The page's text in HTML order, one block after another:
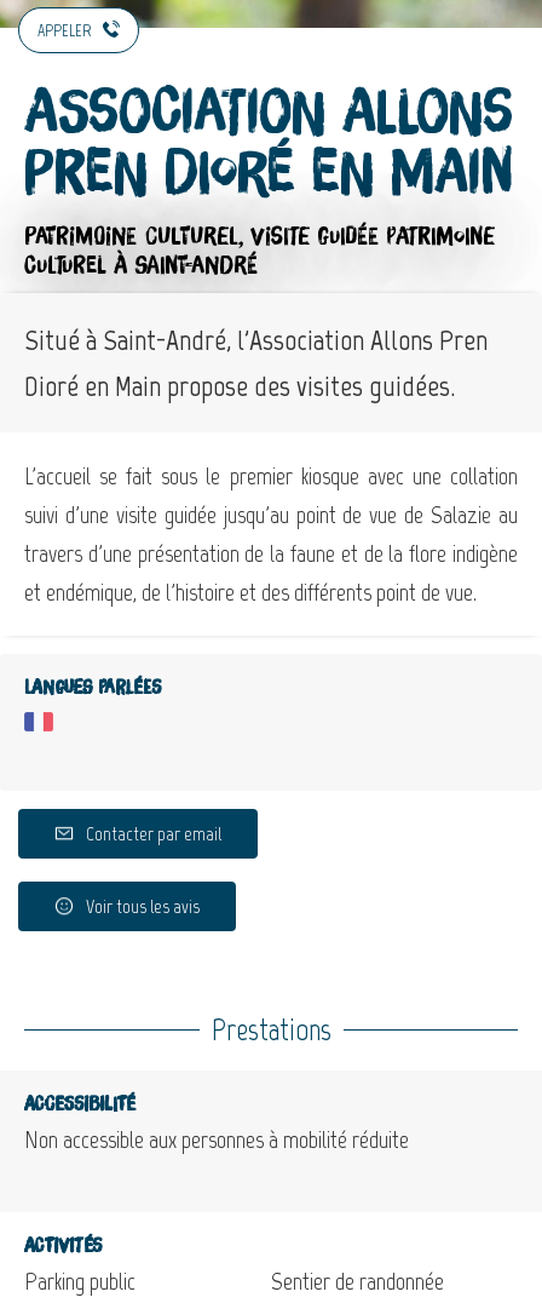
APPELER
Association Allons
Pren Dioré en Main
PATRIMOINE CULTUREL, VISITE GUIDÉE PATRIMOINE
CULTUREL À SAINT-ANDRÉ
Situé à Saint-André, l'Association Allons Pren
Dioré en Main propose des visites guidées.
L'accueil se fait sous le premier kiosque avec une collation
suivi d'une visite guidée jusqu'au point de vue de Salazie au
travers d'une présentation de la faune et de la flore indigène
et endémique, de l'histoire et des différents point de vue.
Langues parlées
Contacter par email
Voir tous les avis
Prestations
Accessibilité
Non accessible aux personnes à mobilité réduite
Activités
Parking public
Sentier de randonnée